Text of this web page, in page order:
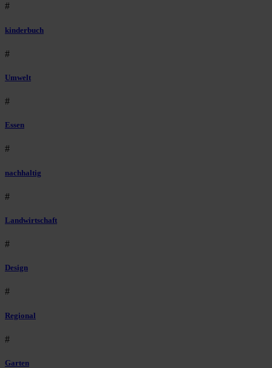
#
kinderbuch
#
Umwelt
#
Essen
#
nachhaltig
#
Landwirtschaft
#
Design
#
Regional
#
Garten